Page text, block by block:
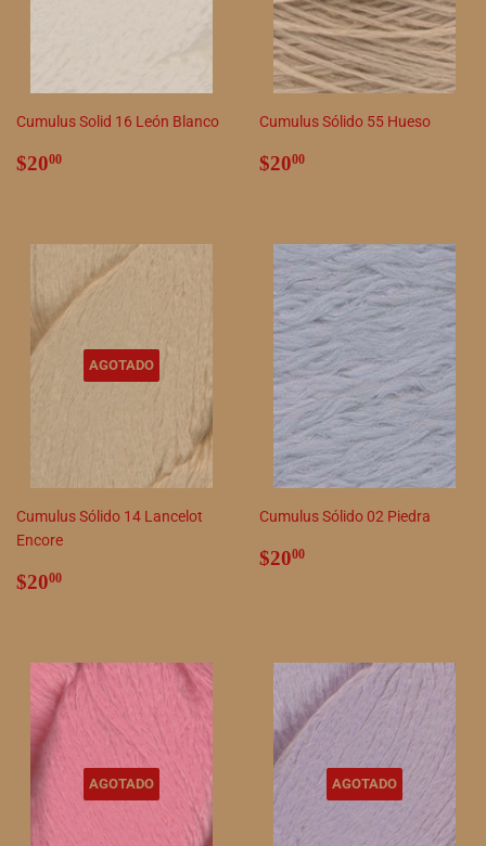
Cumulus Solid 16 León Blanco
Precio
$2000
Cumulus Sólido 55 Hueso
Precio
$2000
AGOTADO
Cumulus Sólido 14 Lancelot
Encore
Precio
$2000
Cumulus Sólido 02 Piedra
Precio
$2000
AGOTADO AGOTADO